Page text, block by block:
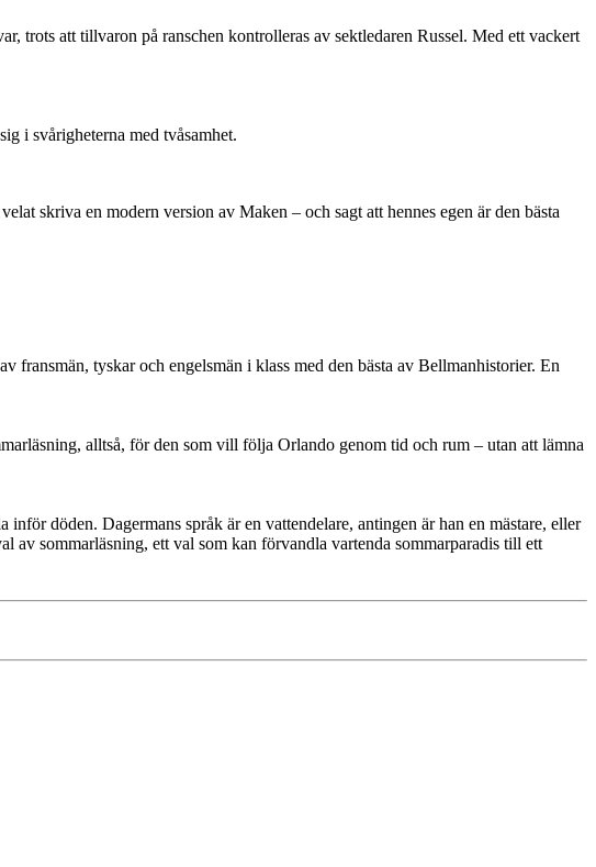
trots att tillvaron på ranschen kontrolleras av sektledaren Russel. Med ett vackert
i svårigheterna med tvåsamhet.
skriva en modern version av Maken – och sagt att hennes egen är den bästa
fransmän, tyskar och engelsmän i klass med den bästa av Bellmanhistorier. En
alltså, för den som vill följa Orlando genom tid och rum – utan att lämna
döden. Dagermans språk är en vattendelare, antingen är han en mästare, eller
av sommarläsning, ett val som kan förvandla vartenda sommarparadis till ett